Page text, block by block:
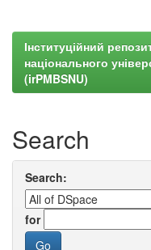
Інституційний
національного
(irPMBSNU)
Search
Search:
for